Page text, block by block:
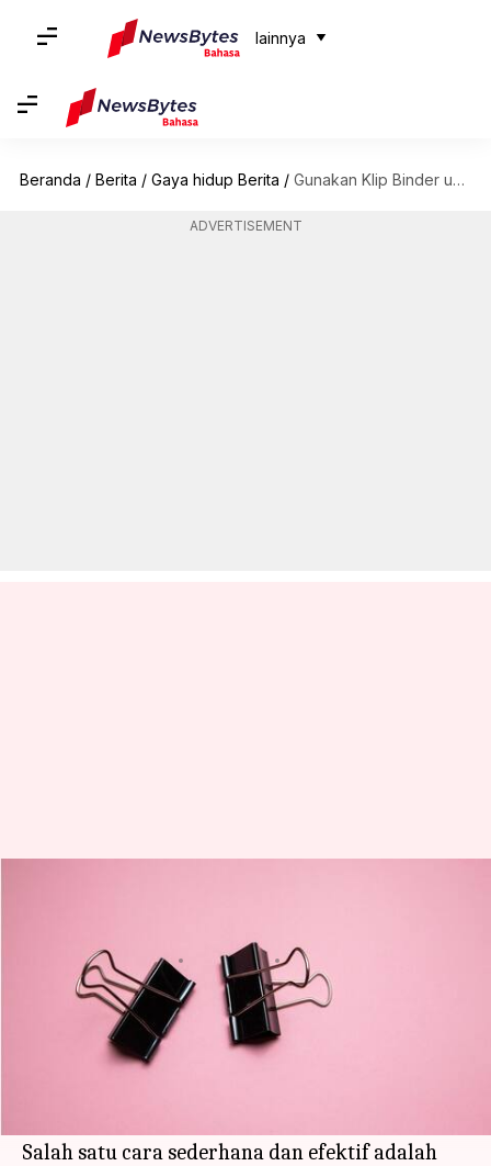
lainnya
Beranda / Berita / Gaya hidup Berita / Gunakan Klip Binder untuk Melindungi Kepala Pisau Cukur
ADVERTISEMENT
Taufiq Al Jufri Mar 21, 2025 11:00 am
Apa ceritanya
Melindungi kepala pisau cukur adalah langkah
Salah satu cara sederhana dan efektif adalah